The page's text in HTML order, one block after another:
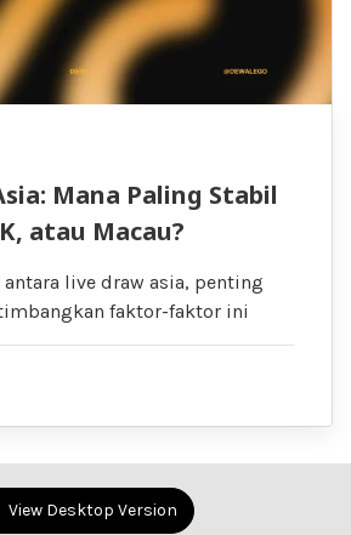
Mana Paling Stabil
atau Macau?
live draw asia, penting
faktor-faktor ini
View Desktop Version